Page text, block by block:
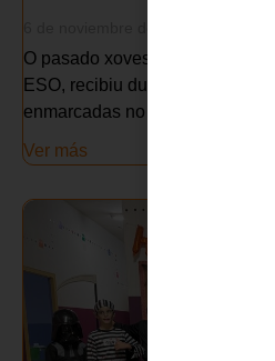
O pasado xoves día 30 de
ESO, recibiu duas charlas por
enmarcadas no Plan Director:...
Ver más